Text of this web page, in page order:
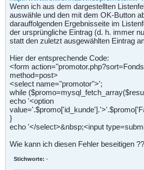
Wenn ich aus dem dargestellten
auswähle und den mit dem OK-Button
darauffolgenden Ergebnisseite im
der ursprüngliche Eintrag (d. h. immer
statt den zuletzt ausgewählten Eintrag
Hier der entsprechende Code:
<form
method=post>
<select name="promotor">';
while
echo '<option
}
echo '</select>&nbsp;<input
Wie kann ich diesen Fehler beseitigen
Stichworte: -